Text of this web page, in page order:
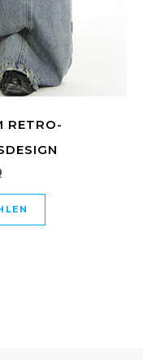
RETRO-